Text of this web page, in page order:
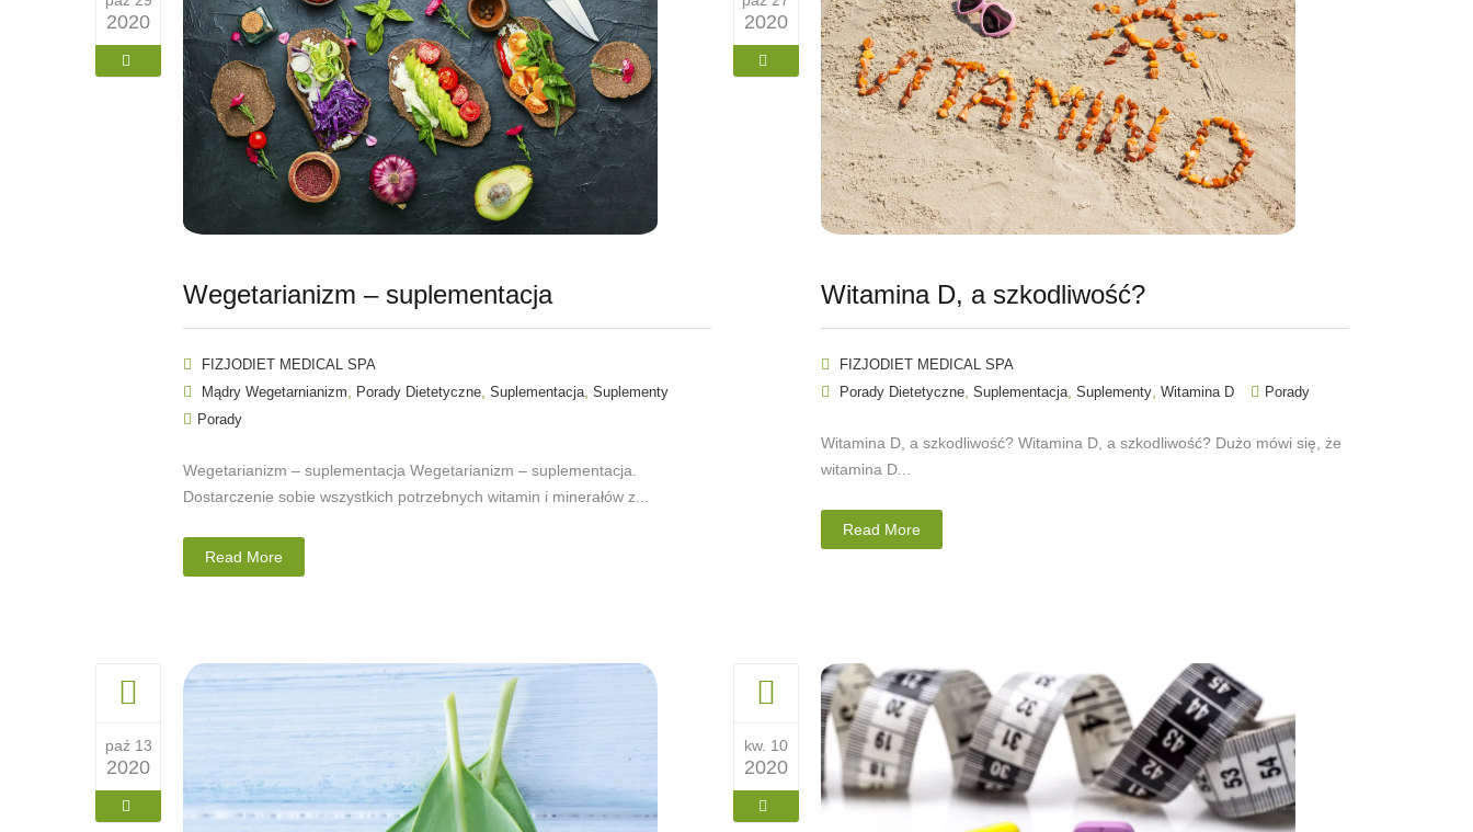
2020
Wegetarianizm – suplementacja
FIZJODIET MEDICAL SPA
Mądry Wegetarnianizm
Porady Dietetyczne Suplementacja Suplementy
Porady
Wegetarianizm – suplementacja Wegetarianizm – suplementacja.
Dostarczenie sobie wszystkich potrzebnych witamin i minerałów z...
Read More
2020
Witamina D, a szkodliwość?
FIZJODIET MEDICAL SPA
Porady Dietetyczne, Suplementacja, Suplementy, Witamina D Porady
Witamina D, a szkodliwość? Witamina D, a szkodliwość? Dużo mówi się, że
witamina D...
Read More
paź 13
2020
kw. 10
2020